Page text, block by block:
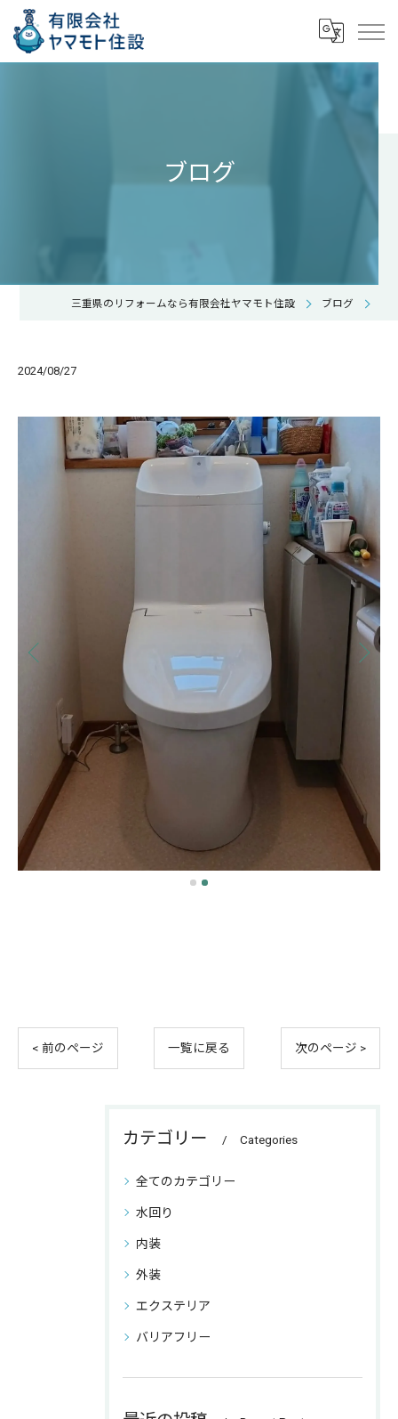
ブログ
三重県のリフォームなら有限会社ヤマモト住設 ブログ
2024/08/27
< 前のページ 一覧に戻る 次のページ >
カテゴリー Categories
全てのカテゴリー
水回り
内装
外装
エクステリア
バリアフリー